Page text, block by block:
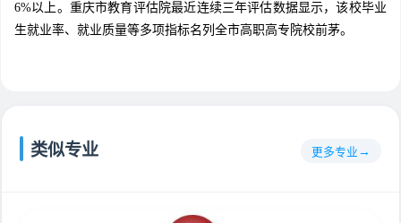
6%以上。重庆市教育评估院最近连续三年评估数据显示，该校毕业
生就业率、就业质量等多项指标名列全市高职高专院校前茅。
类似专业 更多专业